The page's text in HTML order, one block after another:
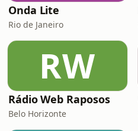
Onda Lite
Rio de Janeiro
RW
Rádio Web Raposos
Belo Horizonte